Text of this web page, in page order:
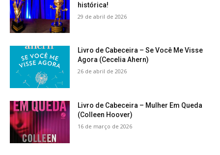
histórica!
29 de abril de 2026
Livro de Cabeceira – Se Você Me Visse
Agora (Cecelia Ahern)
26 de abril de 2026
Livro de Cabeceira – Mulher Em Queda
(Colleen Hoover)
16 de março de 2026